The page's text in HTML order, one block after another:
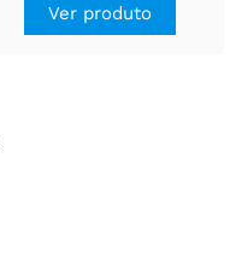
Ver produto